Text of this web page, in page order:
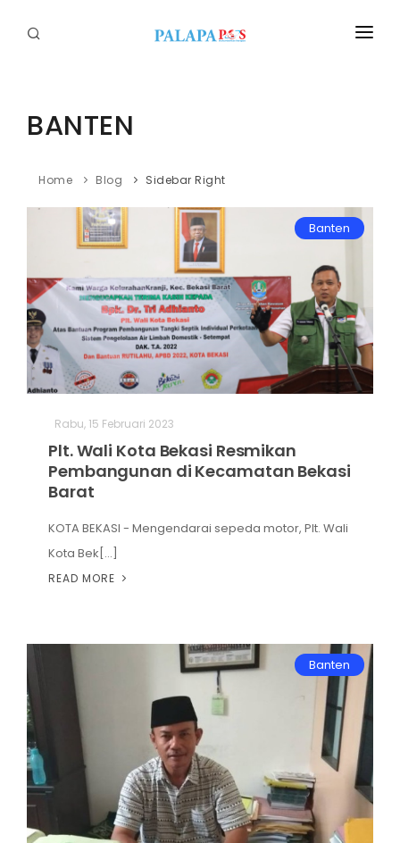
Politik
Megapolitan
Hukum
Ekonomi
Hiburan
Olahraga
Opini
BANTEN
Home Blog Sidebar Right
Banten
Rabu, 15 Februari 2023
Plt. Wali Kota Bekasi Resmikan
Pembangunan di Kecamatan Bekasi
Barat
KOTA BEKASI - Mengendarai sepeda motor, Plt. Wali
Kota Bek[...]
READ MORE
Banten